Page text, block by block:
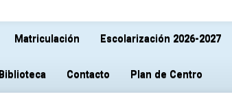
Matriculación Escolarización 2026-2027
Biblioteca Contacto Plan de Centro